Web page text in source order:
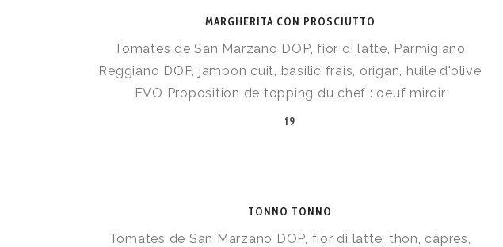
MARGHERITA CON PROSCIUTTO
Tomates de San Marzano DOP, fior di latte, Parmigiano
Reggiano DOP, jambon cuit, basilic frais, origan, huile d'olive
EVO Proposition de topping du chef : oeuf miroir
19
TONNO TONNO
Tomates de San Marzano DOP, fior di latte, thon, câpres,